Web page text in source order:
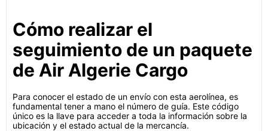
Cómo realizar el
seguimiento de un paquete
de Air Algerie Cargo
Para conocer el estado de un envío con esta aerolínea, es
fundamental tener a mano el número de guía. Este código
único es la llave para acceder a toda la información sobre la
ubicación y el estado actual de la mercancía.